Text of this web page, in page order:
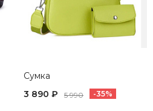
Сумка
3 890 ₽
5 990 -35%